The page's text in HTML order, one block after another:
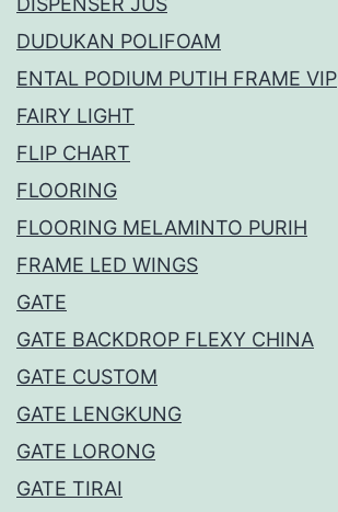
DUDUKAN POLIFOAM
ENTAL PODIUM PUTIH FRAME VIP
FAIRY LIGHT
FLIP CHART
FLOORING
FLOORING MELAMINTO PURIH
FRAME LED WINGS
GATE
GATE BACKDROP FLEXY CHINA
GATE CUSTOM
GATE LENGKUNG
GATE LORONG
GATE TIRAI